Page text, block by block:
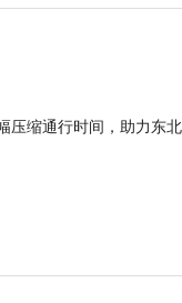
压缩通行时间，助力东